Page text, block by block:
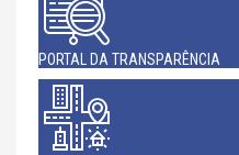
PORTAL DA TRANSPARÊNCIA